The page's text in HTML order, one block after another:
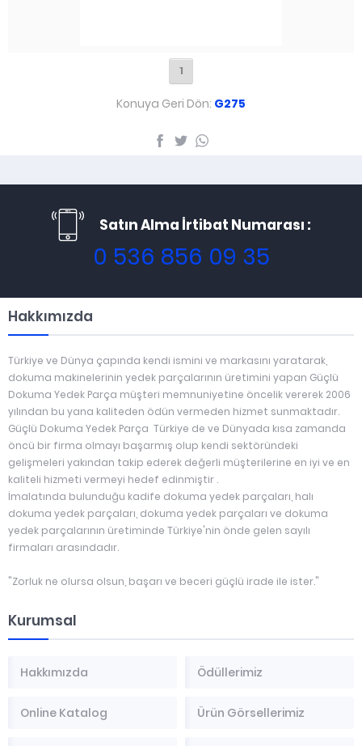
1
Konuya Geri Dön: G275
Satın Alma İrtibat Numarası :
0 536 856 09 35
Hakkımızda
Türkiye ve Dünya çapında kendi ismini ve markasını yaratarak,
dokuma makinelerinin yedek parçalarının üretimini yapan Güçlü
Dokuma Yedek Parça müşteri memnuniyetine öncelik vererek 2006
yılından bu yana kaliteden ödün vermeden hizmet sunmaktadır.
Güçlü Dokuma Yedek Parça Türkiye de ve Dünyada kısa zamanda
öncü bir firma olmayı başarmış olup kendi sektöründeki
gelişmeleri yakından takip ederek değerli müşterilerine en iyi ve en
kaliteli hizmeti vermeyi hedef edinmiştir .
İmalatında bulunduğu kadife dokuma yedek parçaları, halı
dokuma yedek parçaları, dokuma yedek parçaları ve dokuma
yedek parçalarının üretiminde Türkiye'nin önde gelen sayılı
firmaları arasındadır.
"Zorluk ne olursa olsun, başarı ve beceri güçlü irade ile ister."
Kurumsal
Hakkımızda Ödüllerimiz
Online Katalog Ürün Görsellerimiz